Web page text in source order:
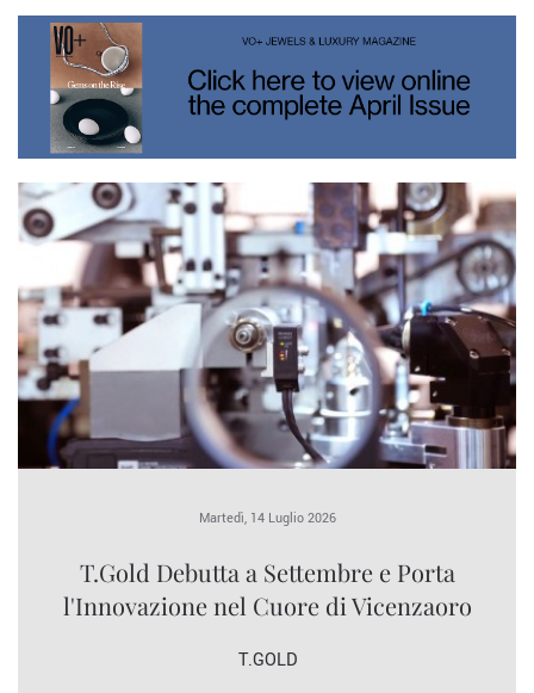
Martedì, 14 Luglio 2026
T.Gold Debutta a Settembre e Porta
l'Innovazione nel Cuore di Vicenzaoro
T.GOLD